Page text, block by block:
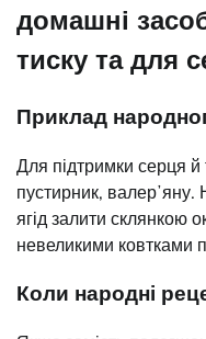
домашні
тиску та для
Приклад
Для підтримки серця й
пустирник, валерʼяну.
ягід залити склянкою
невеликими ковтками
Коли народні